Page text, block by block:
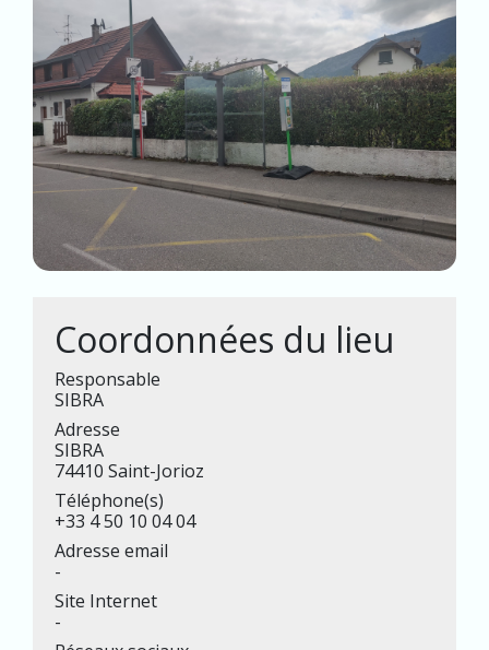
Coordonnées du lieu
Responsable
SIBRA
Adresse
SIBRA
74410 Saint-Jorioz
Téléphone(s)
+33 4 50 10 04 04
Adresse email
-
Site Internet
-